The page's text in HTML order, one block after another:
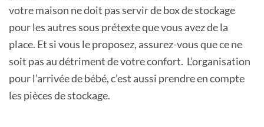
votre maison ne doit pas servir de box de stockage
pour les autres sous prétexte que vous avez de la
place. Et si vous le proposez, assurez-vous que ce ne
soit pas au détriment de votre confort. L’organisation
pour l’arrivée de bébé, c’est aussi prendre en compte
les pièces de stockage.